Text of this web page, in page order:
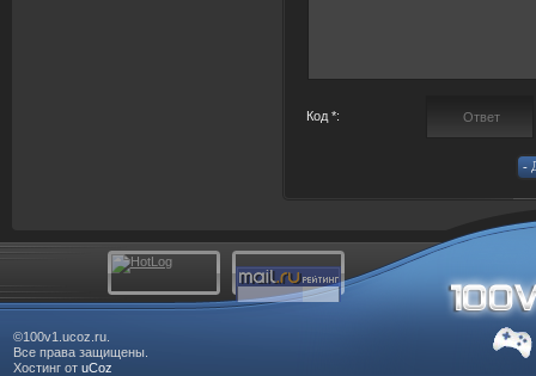
Код *:
©100v1.ucoz.ru.
Все права защищены.
Хостинг от uCoz